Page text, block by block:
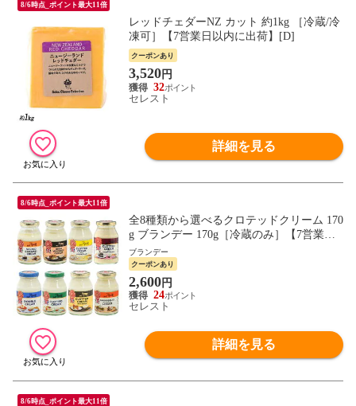
8/6時点_ポイント最大11倍
レッドチェダーNZ カット 約1kg ［冷蔵/冷
凍可］【7営業日以内に出荷】[D]
クーポンあり
3,520円
32
セレスト
詳細を見る
8/6時点_ポイント最大11倍
全8種類から選べるクロテッドクリーム 170
g ブランデー 170g［冷蔵のみ］【7営業日
以内に出荷】[D][R]
ブランデー
クーポンあり
2,600円
24
セレスト
詳細を見る
8/6時点_ポイント最大11倍